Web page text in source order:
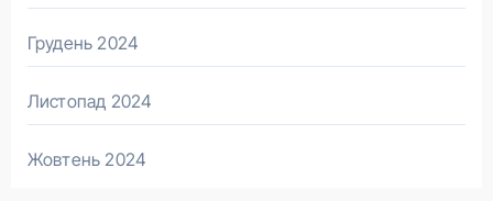
Грудень 2024
Листопад 2024
Жовтень 2024